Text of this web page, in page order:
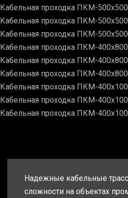
Кабельная проходка ПКМ-
Кабельная проходка ПКМ-
Кабельная проходка ПКМ-
Кабельная проходка ПКМ-
Кабельная проходка ПКМ-
Кабельная проходка ПКМ-
Кабельная проходка ПКМ-
Кабельная проходка ПКМ-
Кабельная проходка ПКМ-
Надежные кабельные
сложности на объектах